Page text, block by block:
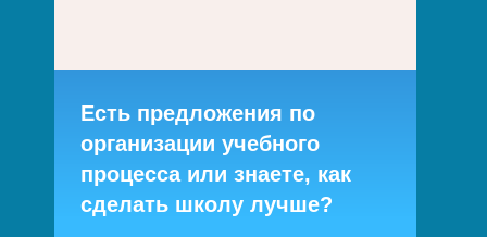
Есть предложения по
организации учебного
процесса или знаете, как
сделать школу лучше?